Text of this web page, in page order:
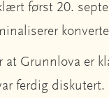
først 20.
Grunnlova er
ferdig